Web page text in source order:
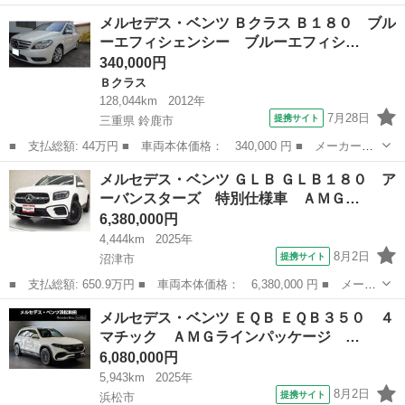
ー名： メルセデス・ベンツ ■ 車種名： Ｂクラス ■ グレード
名： Ｂ１８０ アーバンスターズ 新車保証継承 正規認定中古
車 メモリ付...
Ｂクラス
メルセデス・ベンツ Ｂクラス Ｂ１８０ ブル
ーエフィシェンシー ブルーエフィシ…
340,000円
Ｂクラス
128,044km
2012年
三重県 鈴鹿市
提携サイト 7月28日
■ 支払総額: 44万円 ■ 車両本体価格： 340,000 円 ■ メーカー
名： メルセデス・ベンツ ■ 車種名： Ｂクラス ■ グレード
名： Ｂ１８０ ブルーエフィシェンシー ブルーエフィシェンシ
ー パドルシフト 純正...
三重 鈴鹿市 Ｂクラス
メルセデス・ベンツ ＧＬＢ ＧＬＢ１８０ ア
ーバンスターズ 特別仕様車 ＡＭＧ…
6,380,000円
4,444km
2025年
沼津市
提携サイト 8月2日
■ 支払総額: 650.9万円 ■ 車両本体価格： 6,380,000 円 ■ メーカ
ー名： メルセデス・ベンツ ■ 車種名： ＧＬＢ ■ グレード
名： ＧＬＢ１８０ アーバンスターズ 特別仕様車 ＡＭＧライン
ＰＫＧ ＡＭ...
静岡 沼津市 ベンツ（メルセデス）
メルセデス・ベンツ ＥＱＢ ＥＱＢ３５０ ４
マチック ＡＭＧラインパッケージ …
6,080,000円
5,943km
2025年
浜松市
提携サイト 8月2日